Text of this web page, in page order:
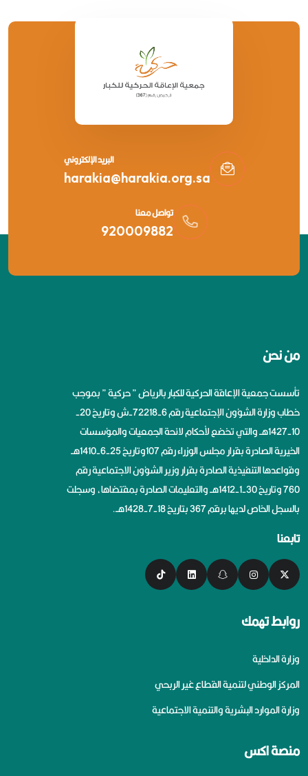
تواصل معنا
920009882
البريد الإلكتروني
harakia@harakia.org.sa
من نحن
تأسست جمعية الإعاقة الحركية للكبار بالرياض ” حركية ” بموجب
خطاب وزارة الشؤون الإجتماعية رقم 6-72218-ش وتاريخ 20-
10-1427هــ والتي تخضع لأحكام لائحة الجمعيات والمؤسسات
الخيرية الصادرة بقرار مجلس الوزراء رقم 107وتاريخ 25-6-1410هــ
وقواعدها التنفيذية الصادرة بقرار وزير الشؤون الاجتماعية رقم
760 وتاريخ 30-1-1412هــ والتعليمات الصادرة بمقتضاها، وسجلت
بالسجل الخاص لديها برقم 367 بتاريخ 18-7-1428هــ.
تابعنا
روابط تهمك
وزارة الداخلية
المركز الوطني لتنمية القطاع غير الربحي
وزارة الموارد البشرية والتنمية الاجتماعية
منصة اكس